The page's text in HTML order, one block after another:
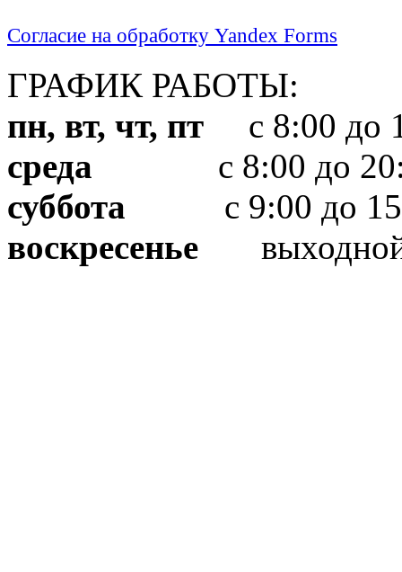
Согласие на обработку Yandex Forms
ГРАФИК РАБОТЫ:
пн, вт, чт, пт с 8:00 до
среда с 8:00 до
суббота с 9:00 до
воскресенье